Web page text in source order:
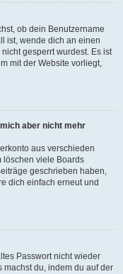
ob dein Benutzername
ist, wende dich an einen
gesperrt wurdest. Es ist
mit der Website vorliegt,
aber nicht mehr
aus verschieden
löschen viele Boards
geschrieben haben,
dich einfach erneut und
Passwort nicht wieder
machst du, indem du auf der